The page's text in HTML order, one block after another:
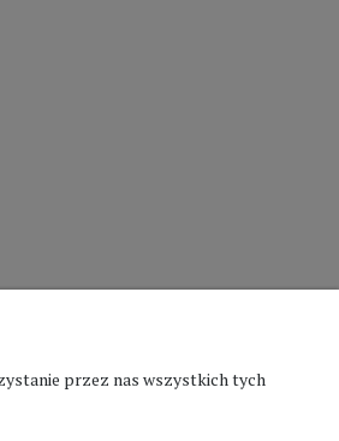
przez nas wszystkich tych